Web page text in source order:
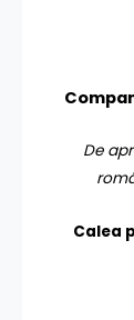
De
Calea